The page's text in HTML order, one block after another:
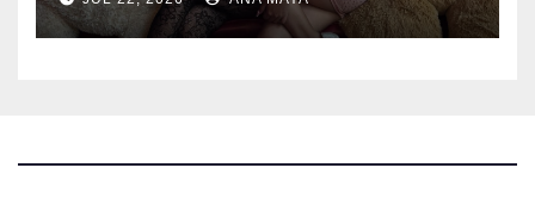
anuncia actividades para
todos los gustos